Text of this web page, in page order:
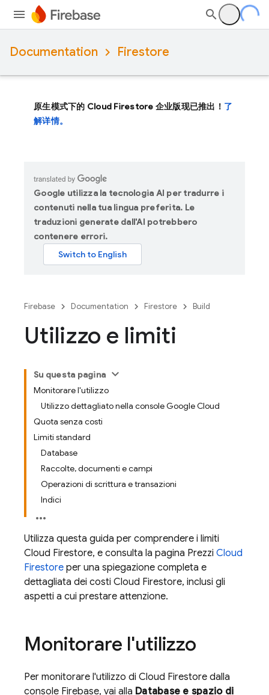
Documentation Firestore
原生模式下的 Cloud Firestore 企业版现已推出！ 了
解详情。
Google utilizza la tecnologia AI per tradurre i
contenuti nella tua lingua preferita. Le
traduzioni generate dall'AI potrebbero
contenere errori.
Firebase Documentation Firestore Build
Utilizzo e limiti
Su questa pagina
Monitorare l'utilizzo
Utilizzo dettagliato nella console Google Cloud
Quota senza costi
Limiti standard
Database
Raccolte, documenti e campi
Operazioni di scrittura e transazioni
Indici
Utilizza questa guida per comprendere i limiti
Cloud Firestore, e consulta la pagina Prezzi Cloud
Firestore per una spiegazione completa e
dettagliata dei costi Cloud Firestore, inclusi gli
aspetti a cui prestare attenzione.
Monitorare l'utilizzo
Per monitorare l'utilizzo di Cloud Firestore dalla
console Firebase, vai alla Database e spazio di